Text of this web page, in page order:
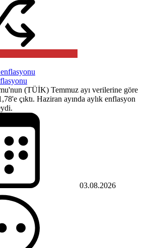
(TÜİK) Temmuz ayı verilerine göre
çıktı. Haziran ayında aylık enflasyon
03.08.2026